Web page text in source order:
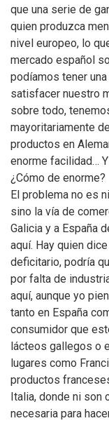
que una serie de
quien produzca
nivel europeo, lo
mercado español
podíamos tener
satisfacer nuestro
sobre todo,
mayoritariamente
productos en
enorme facilidad…
¿Cómo de enorme?
El problema no es
sino la vía de
Galicia y a España
aquí. Hay quien
deficitario, podría
por falta de
aquí, aunque yo
tanto en España
consumidor que
lácteos gallegos o
lugares como
productos
Italia, donde ni son
necesaria para